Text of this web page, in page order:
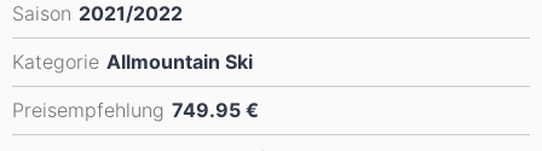
Saison 2021/2022
Kategorie Allmountain Ski
Preisempfehlung 749.95 €